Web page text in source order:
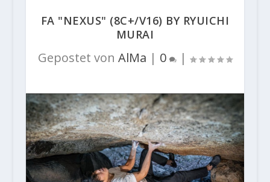
FA "NEXUS" (8C+/V16) BY RYUICHI
MURAI
Gepostet von AlMa | 0 |